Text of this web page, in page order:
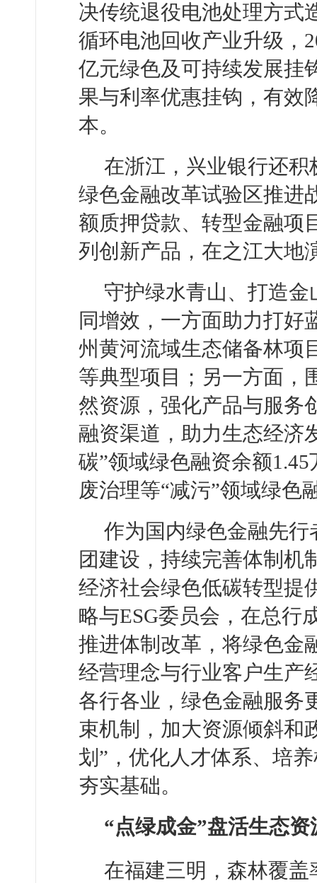
决传统退役电池处理方式
循环电池回收产业升级，
亿元绿色及可持续发展挂
果与利率优惠挂钩，有效
本。
在浙江，兴业银行还积
绿色金融改革试验区推进
额质押贷款、转型金融项
列创新产品，在之江大地
守护绿水青山、打造
同增效，一方面助力打好
州黄河流域生态储备林项
等典型项目；另一方面，
然资源，强化产品与服务
融资渠道，助力生态经济
碳”领域绿色融资余额
废治理等“减污”领域绿色
作为国内绿色金融先
团建设，持续完善体制机
经济社会绿色低碳转型提
略与ESG委员会，在总行
推进体制改革，将绿色金
经营理念与行业客户生产
各行各业，绿色金融服务
束机制，加大资源倾斜和
划”，优化人才体系、培
夯实基础。
“点绿成金”盘活生态资
在福建三明，森林覆盖